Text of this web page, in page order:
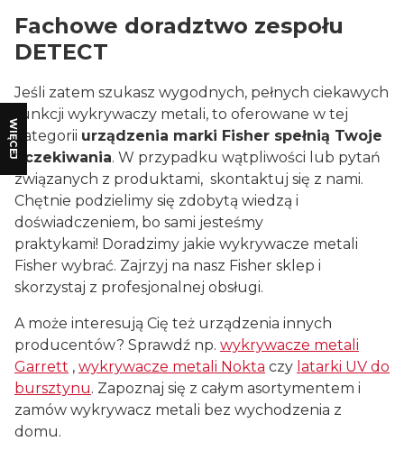
WIĘCEJ
Fachowe doradztwo zespołu
DETECT
Jeśli zatem szukasz wygodnych, pełnych ciekawych
funkcji wykrywaczy metali, to oferowane w tej
kategorii urządzenia marki Fisher spełnią Twoje
oczekiwania. W przypadku wątpliwości lub pytań
związanych z produktami, skontaktuj się z nami.
Chętnie podzielimy się zdobytą wiedzą i
doświadczeniem, bo sami jesteśmy
praktykami! Doradzimy jakie wykrywacze metali
Fisher wybrać. Zajrzyj na nasz Fisher sklep i
skorzystaj z profesjonalnej obsługi.
A może interesują Cię też urządzenia innych
producentów? Sprawdź np. wykrywacze metali
Garrett , wykrywacze metali Nokta czy latarki UV do
bursztynu. Zapoznaj się z całym asortymentem i
zamów wykrywacz metali bez wychodzenia z
domu.